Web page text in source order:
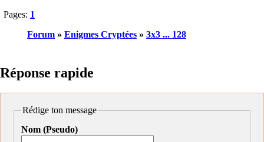
Pages: 1
Forum » Enigmes Cryptées » 3x3 ... 128
Réponse rapide
Rédige ton message
Nom (Pseudo)